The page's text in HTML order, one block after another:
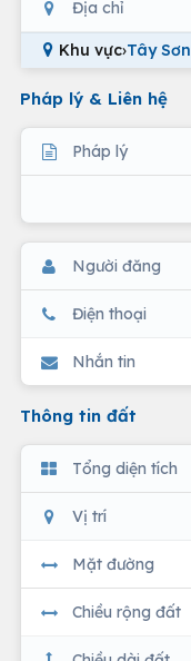
Địa chỉ
Khu vực›Tây Sơn
Pháp lý & Liên hệ
Pháp lý
Người đăng
Điện thoại
Nhắn tin
Thông tin đất
Tổng diện tích
Vị trí
Mặt đường
Chiều rộng đất